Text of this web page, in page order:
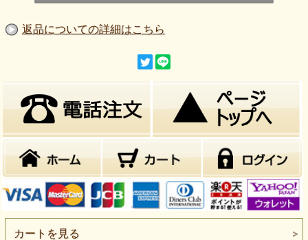
返品についての詳細はこちら
カートを見る